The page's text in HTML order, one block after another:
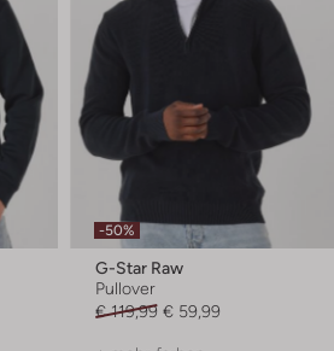
-50%
G-Star Raw
Pullover
€ 119,99 € 59,99